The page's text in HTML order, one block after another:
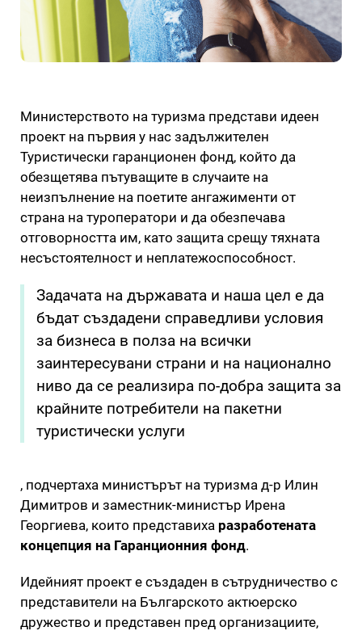
Министерството на туризма представи идеен
проект на първия у нас задължителен
Туристически гаранционен фонд, който да
обезщетява пътуващите в случаите на
неизпълнение на поетите ангажименти от
страна на туроператори и да обезпечава
отговорността им, като защита срещу тяхната
несъстоятелност и неплатежоспособност.
Задачата на държавата и наша цел е да
бъдат създадени справедливи условия
за бизнеса в полза на всички
заинтересувани страни и на национално
ниво да се реализира по-добра защита за
крайните потребители на пакетни
туристически услуги
, подчертаха министърът на туризма д-р Илин
Димитров и заместник-министър Ирена
Георгиева, които представиха разработената
концепция на Гаранционния фонд.
Идейният проект е създаден в сътрудничество с
представители на Българското актюерско
дружество и представен пред организациите,